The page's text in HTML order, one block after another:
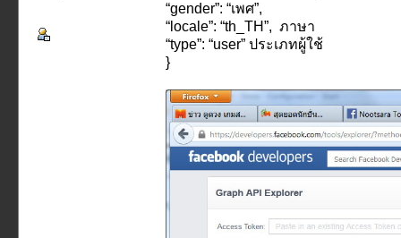
“gender”: “เพศ”,
“locale”: “th_TH”, ภาษา
“type”: “user” ประเภทผู้ใช้
}